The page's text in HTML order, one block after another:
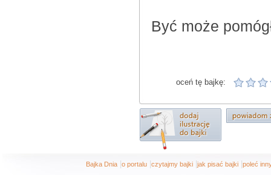
Być może
oceń tę bajkę:
Bajka Dnia o portalu czytajmy bajki jak pisać bajki poleć